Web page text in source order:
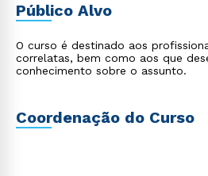
Público Alvo
O curso é destinado aos
correlatas, bem como aos que
conhecimento sobre o assunto.
Coordenação do Curso